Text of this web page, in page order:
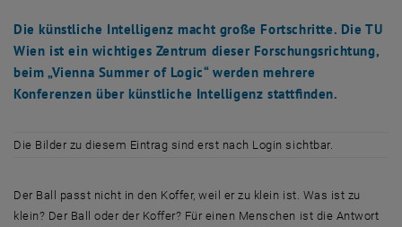
Die künstliche Intelligenz macht große Fortschritte. Die TU
Wien ist ein wichtiges Zentrum dieser Forschungsrichtung,
beim „Vienna Summer of Logic“ werden mehrere
Konferenzen über künstliche Intelligenz stattfinden.
Die Bilder zu diesem Eintrag sind erst nach Login sichtbar.
Der Ball passt nicht in den Koffer, weil er zu klein ist. Was ist zu
klein? Der Ball oder der Koffer? Für einen Menschen ist die Antwort